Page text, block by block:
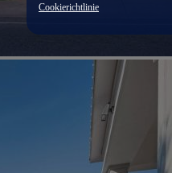
Cookierichtlinie